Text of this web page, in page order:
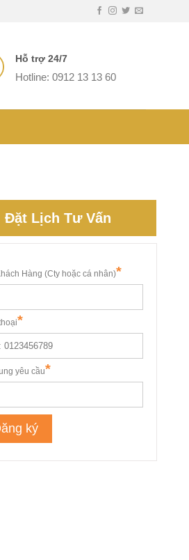
Hỗ trợ 24/7
Hotline: 0912 13 13 60
Đặt Lịch Tư Vấn